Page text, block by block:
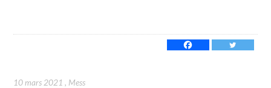
10 mars 2021 , Mess